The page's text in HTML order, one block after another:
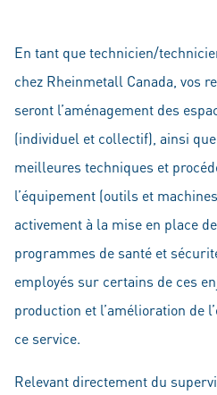
En tant que technicien/
chez Rheinmetall Canada, vos
seront l’aménagement des
(individuel et collectif), ainsi
meilleures techniques et
l’équipement (outils et
activement à la mise en place
programmes de santé et
employés sur certains de ces
production et l’amélioration de
ce service.
Relevant directement du